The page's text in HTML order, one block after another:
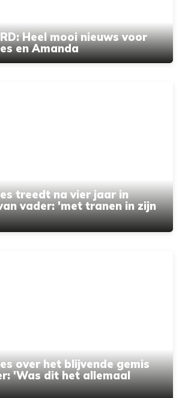
Heel mooi nieuws voor
en Amanda
treedt na vier jaar in
vader: 'met tranen in zijn
over het blijvende gemis
'Was dit het allemaal